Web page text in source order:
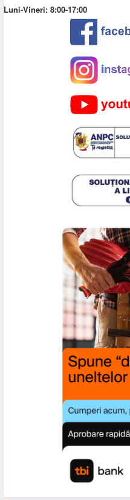
Luni-Vineri: 8:00-17:00